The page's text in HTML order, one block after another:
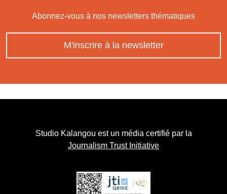
Abonnez-vous à nos newsletters thématiques
M'inscrire à la newsletter
Studio Kalangou est un média certifié par la
Journalism Trust Initiative